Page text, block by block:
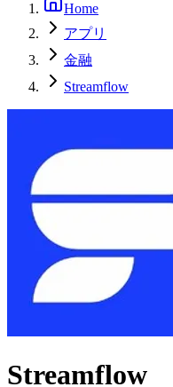
Home
アプリ
金融
Streamflow
Streamflow